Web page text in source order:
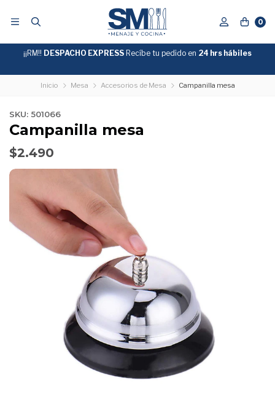
0
GRATIS
SOBRE
¡¡RM!! DESPACHO EXPRESS Recíbe tu pedido en 24 hrs hábiles
Inicio Mesa Accesorios de Mesa Campanilla mesa
SKU: 501066
Campanilla mesa
$2.490